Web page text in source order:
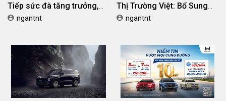
Tiếp sức đà tăng trưởng,
tối ưu chi phí mua xe
ngantnt
Thị Trường Việt: Bổ Sung
Phiên Bản Street, Giá Từ
ngantnt